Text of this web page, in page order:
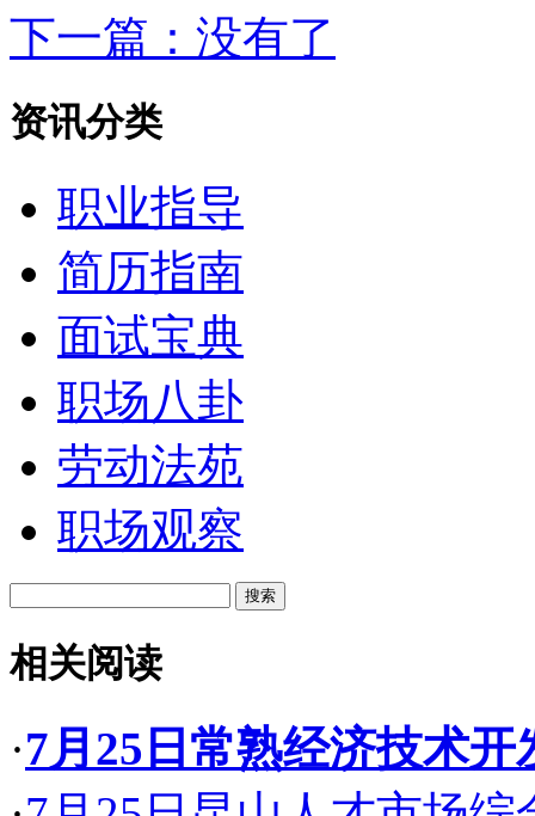
下一篇：没有了
资讯分类
职业指导
简历指南
面试宝典
职场八卦
劳动法苑
职场观察
相关阅读
·7月25日常熟经济技术开